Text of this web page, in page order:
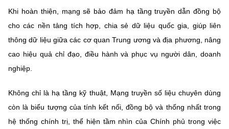
Khi hoàn thiện, mạng sẽ bảo đảm hạ tầng truyền dẫn đồng bộ
cho các nền tảng tích hợp, chia sẻ dữ liệu quốc gia, giúp liên
thông dữ liệu giữa các cơ quan Trung ương và địa phương, nâng
cao hiệu quả chỉ đạo, điều hành và phục vụ người dân, doanh
nghiệp.
Không chỉ là hạ tầng kỹ thuật, Mạng truyền số liệu chuyên dùng
còn là biểu tượng của tính kết nối, đồng bộ và thống nhất trong
hệ thống chính trị, thể hiện tầm nhìn của Chính phủ trong việc